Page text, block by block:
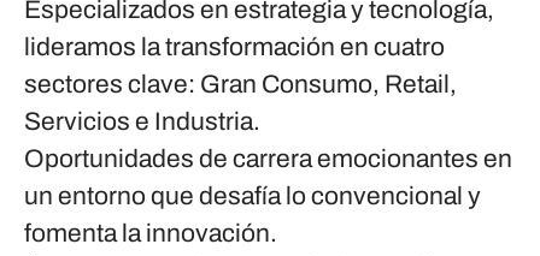
Especializados en estrategia y tecnología,
lideramos la transformación en cuatro
sectores clave: Gran Consumo, Retail,
Servicios e Industria.
Oportunidades de carrera emocionantes en
un entorno que desafía lo convencional y
fomenta la innovación.